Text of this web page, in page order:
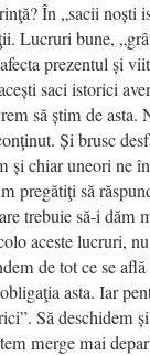
În „sacii noști
Lucruri bune,
prezentul și
saci istorici
să știm de asta.
Și brusc
și chiar uneori ne
pregătiţi să
trebuie să-i dăm
aceste lucruri,
de tot ce se
asta. Iar
Să deschidem
merge mai